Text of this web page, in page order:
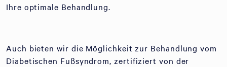
Ihre optimale Behandlung.
Auch bieten wir die Möglichkeit zur Behandlung vom
Diabetischen Fußsyndrom, zertifiziert von der